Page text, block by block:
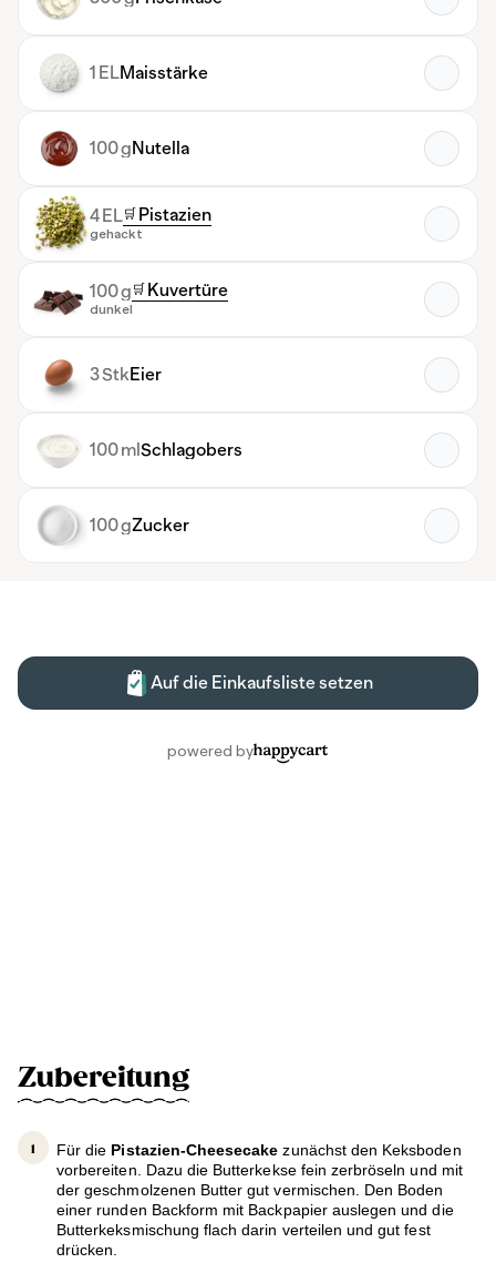
Zubereitung
Für die Pistazien-Cheesecake zunächst den Keksboden
vorbereiten. Dazu die Butterkekse fein zerbröseln und mit
der geschmolzenen Butter gut vermischen. Den Boden
einer runden Backform mit Backpapier auslegen und die
Butterkeksmischung flach darin verteilen und gut fest
drücken.